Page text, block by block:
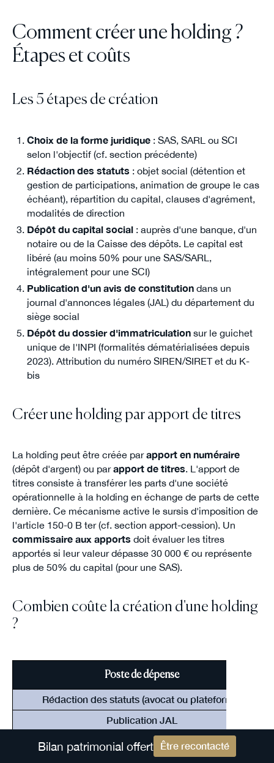
Comment créer une holding ?
Étapes et coûts
Les 5 étapes de création
Choix de la forme juridique: SAS, SARL ou SCI
selon l'objectif (cf. section précédente)
Rédaction des statuts : objet social (détention et
gestion de participations, animation de groupe le cas
échéant), répartition du capital, clauses d'agrément,
modalités de direction
Dépôt du capital social: auprès d'une banque, d'un
notaire ou de la Caisse des dépôts. Le capital est
libéré (au moins 50% pour une SAS/SARL,
intégralement pour une SCI)
Publication d'un avis de constitutiondans un
journal d'annonces légales (JAL) du département du
siège social
Dépôt du dossier d'immatriculationsur le guichet
unique de l'INPI (formalités dématérialisées depuis
2023). Attribution du numéro SIREN/SIRET et du K-
bis
Créer une holding par apport de titres
La holding peut être créée parapport en numéraire
(dépôt d'argent) ou parapport de titres. L'apport de
titres consiste à transférer les parts d'une société
opérationnelle à la holding en échange de parts de cette
dernière. Ce mécanisme active le sursis d'imposition de
l'article 150-0 B ter (cf. section apport-cession). Un
commissaire aux apports doit évaluer les titres
apportés si leur valeur dépasse 30 000 € ou représente
plus de 50% du capital (pour une SAS).
Combien coûte la création d'une holding
?
Poste de dépense
Rédaction des statuts (avocat ou plateforme)
Publication JAL
Immatriculation (greffe)
Bilan patrimonial offert Être recontacté